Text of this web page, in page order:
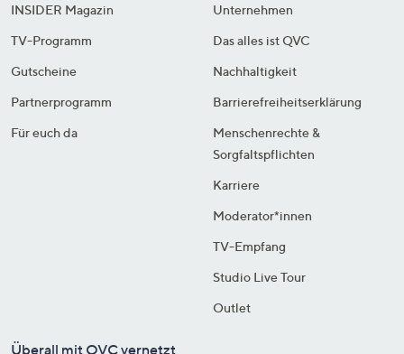
INSIDER Magazin
TV-Programm
Gutscheine
Partnerprogramm
Für euch da
Unternehmen
Das alles ist QVC
Nachhaltigkeit
Barrierefreiheitserklärung
Menschenrechte &
Sorgfaltspflichten
Karriere
Moderator*innen
TV-Empfang
Studio Live Tour
Outlet
Überall mit QVC vernetzt